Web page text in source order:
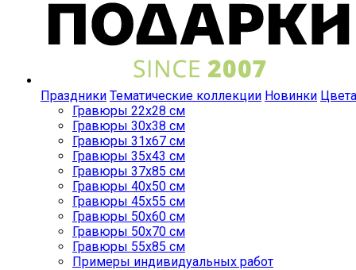
Праздники Тематические коллекции Новинки Цвета
Гравюры 22x28 см
Гравюры 30x38 см
Гравюры 31x67 см
Гравюры 35x43 см
Гравюры 37x85 см
Гравюры 40x50 см
Гравюры 45x55 см
Гравюры 50x60 см
Гравюры 50x70 см
Гравюры 55x85 см
Примеры индивидуальных работ